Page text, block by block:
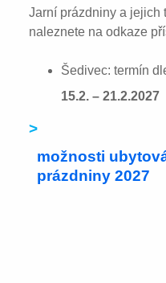
Jarní prázdniny a jejich
naleznete na odkaze
Šedivec: termín
15.2. – 21.2.2027
>
možnosti
prázdniny 2027